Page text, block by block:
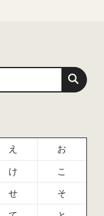
え お
け こ
せ そ